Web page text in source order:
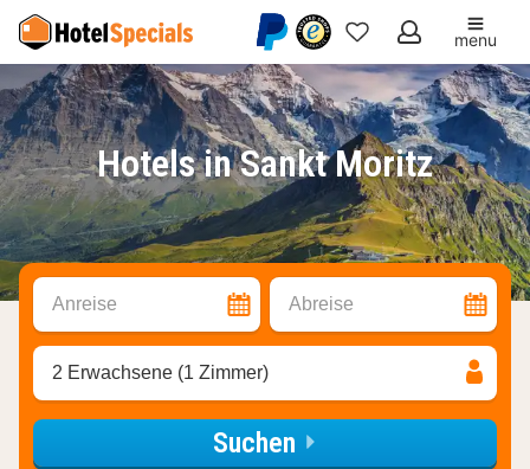
Meine
Favoriten
menu
Hotels in Sankt Moritz
Anreise Abreise
2 Erwachsene (1 Zimmer)
Suchen